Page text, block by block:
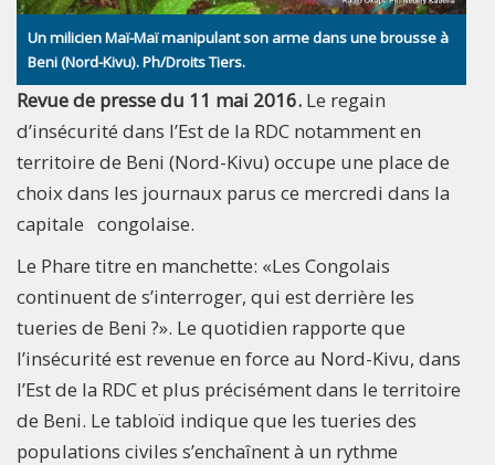
Un milicien Maï-Maï manipulant son arme dans une brousse à
Beni (Nord-Kivu). Ph/Droits Tiers.
Revue de presse du 11 mai 2016. Le regain
d’insécurité dans l’Est de la RDC notamment en
territoire de Beni (Nord-Kivu) occupe une place de
choix dans les journaux parus ce mercredi dans la
capitale congolaise.
Le Phare titre en manchette: «Les Congolais
continuent de s’interroger, qui est derrière les
tueries de Beni ?». Le quotidien rapporte que
l’insécurité est revenue en force au Nord-Kivu, dans
l’Est de la RDC et plus précisément dans le territoire
de Beni. Le tabloïd indique que les tueries des
populations civiles s’enchaînent à un rythme